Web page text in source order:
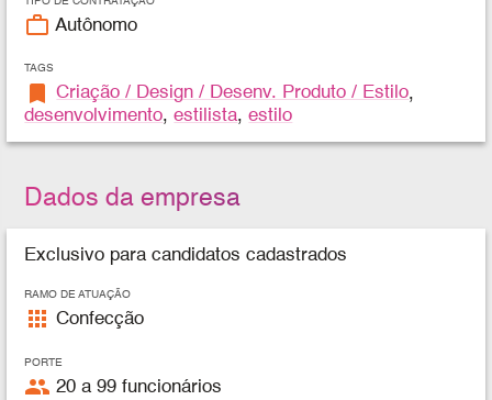
work_outline Autônomo
TAGS
bookmark Criação / Design / Desenv. Produto / Estilo,
desenvolvimento,estilista,estilo
Dados da empresa
Exclusivo para candidatos cadastrados
RAMO DE ATUAÇÃO
apps Confecção
PORTE
people 20 a 99 funcionários